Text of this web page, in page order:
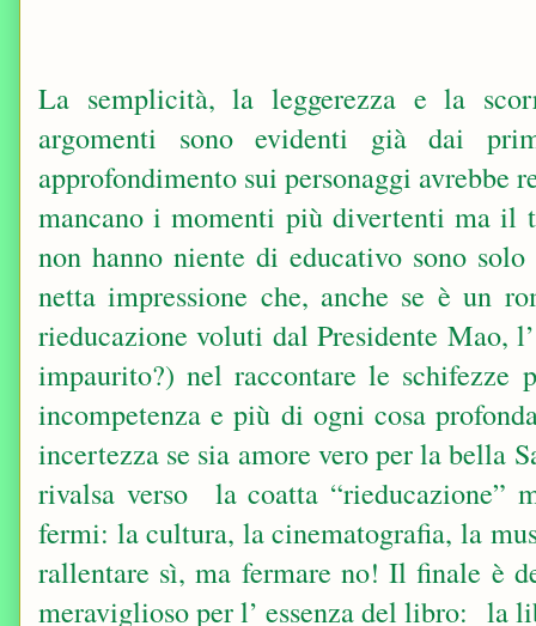
La semplicità, la leggerezza e la
argomenti sono evidenti già dai
approfondimento sui personaggi avrebbe
mancano i momenti più divertenti ma il
non hanno niente di educativo sono
netta impressione che, anche se è un
rieducazione voluti dal Presidente Mao,
impaurito?) nel raccontare le schifezze
incompetenza e più di ogni cosa
incertezza se sia amore vero per la bella
rivalsa verso la coatta “rieducazione”
fermi: la cultura, la cinematografia, la
rallentare sì, ma fermare no! Il finale è
meraviglioso per l’ essenza del libro: